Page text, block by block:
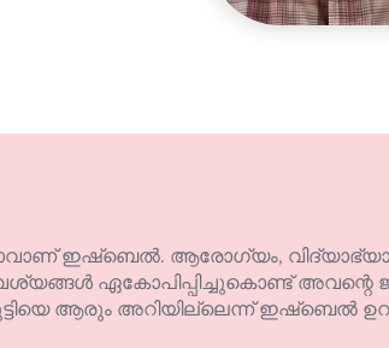
ഇഷ്ബെൽ. ആരോഗ്യം,
ഏകോപിപ്പിച്ചുകൊണ്ട് അവന്റെ
ആരും അറിയില്ലെന്ന് ഇഷ്ബെൽ